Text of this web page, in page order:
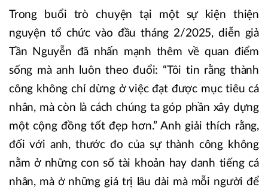
Trong buổi trò chuyện tại một sự kiện thiện
nguyện tổ chức vào đầu tháng 2/2025, diễn giả
Tần Nguyễn đã nhấn mạnh thêm về quan điểm
sống mà anh luôn theo đuổi: “Tôi tin rằng thành
công không chỉ dừng ở việc đạt được mục tiêu cá
nhân, mà còn là cách chúng ta góp phần xây dựng
một cộng đồng tốt đẹp hơn.” Anh giải thích rằng,
đối với anh, thước đo của sự thành công không
nằm ở những con số tài khoản hay danh tiếng cá
nhân, mà ở những giá trị lâu dài mà mỗi người để